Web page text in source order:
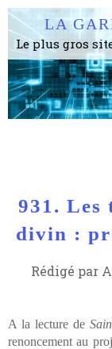
LA
931. Les
divin :
Rédigé par
A la lecture de
renoncement au